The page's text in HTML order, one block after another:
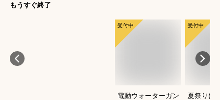
もうすぐ終了
受付中
電動ウォーターガン
受付中
夏祭りに